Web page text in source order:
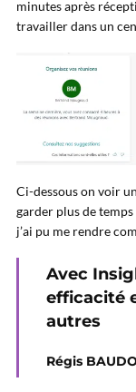
minutes après
travailler dans un
Ci-dessous on voir
garder plus de
j’ai pu me rendre
Avec
efficacité
autres
Régis